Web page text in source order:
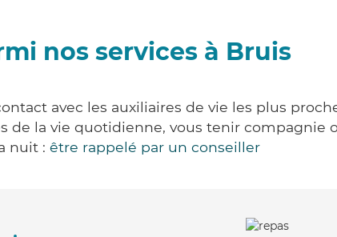
nos services à Bruis
avec les auxiliaires de vie les plus
de la vie quotidienne, vous tenir compagnie
nuit : être rappelé par un conseiller